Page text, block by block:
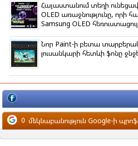
Հայաստանում տեղի ունեցավ
OLED առաջնությունը, որի
Samsung OLED
Նոր Paint-ի բետա
լուսանկարի հետևի ֆոնը
մեկնաբանություն Facebook-ի պրոֆիլով
0 մեկնաբանություն Google-ի